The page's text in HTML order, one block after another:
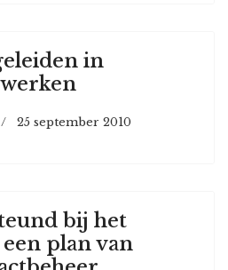
in
25 september 2010
bij het
plan van